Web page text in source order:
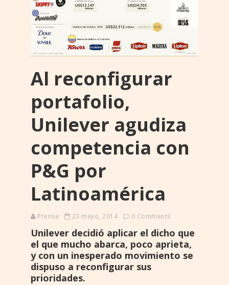
Al reconfigurar
portafolio,
Unilever agudiza
competencia con
P&G por
Latinoamérica
Prensa 23 mayo, 2014 0 Comments
Unilever decidió aplicar el dicho que
el que mucho abarca, poco aprieta,
y con un inesperado movimiento se
dispuso a reconfigurar sus
prioridades.